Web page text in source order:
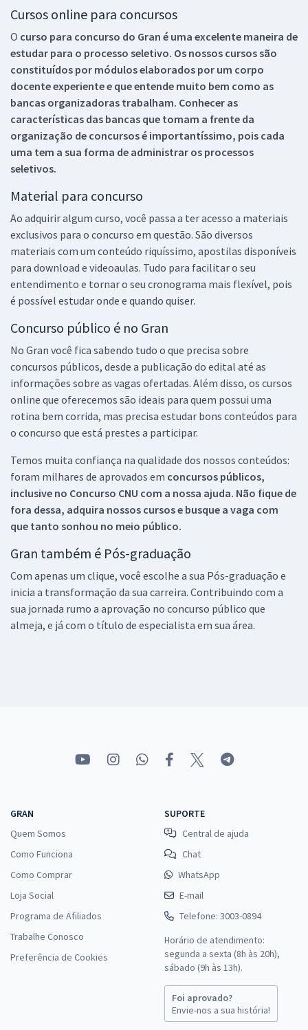
Cursos online para concursos
O curso para concurso do Gran é uma excelente maneira de
estudar para o processo seletivo. Os nossos cursos são
constituídos por módulos elaborados por um corpo
docente experiente e que entende muito bem como as
bancas organizadoras trabalham. Conhecer as
características das bancas que tomam a frente da
organização de concursos é importantíssimo, pois cada
uma tem a sua forma de administrar os processos
seletivos.
Material para concurso
Ao adquirir algum curso, você passa a ter acesso a materiais
exclusivos para o concurso em questão. São diversos
materiais com um conteúdo riquíssimo, apostilas disponíveis
para download e videoaulas. Tudo para facilitar o seu
entendimento e tornar o seu cronograma mais flexível, pois
é possível estudar onde e quando quiser.
Concurso público é no Gran
No Gran você fica sabendo tudo o que precisa sobre
concursos públicos, desde a publicação do edital até as
informações sobre as vagas ofertadas. Além disso, os cursos
online que oferecemos são ideais para quem possui uma
rotina bem corrida, mas precisa estudar bons conteúdos para
o concurso que está prestes a participar.
Temos muita confiança na qualidade dos nossos conteúdos:
foram milhares de aprovados em concursos públicos,
inclusive no Concurso CNU com a nossa ajuda. Não fique de
fora dessa, adquira nossos cursos e busque a vaga com
que tanto sonhou no meio público.
Gran também é Pós-graduação
Com apenas um clique, você escolhe a sua Pós-graduação e
inicia a transformação da sua carreira. Contribuindo com a
sua jornada rumo a aprovação no concurso público que
almeja, e já com o título de especialista em sua área.
GRAN
Quem Somos
Como Funciona
Como Comprar
Loja Social
Programa de Afiliados
Trabalhe Conosco
Preferência de Cookies
SUPORTE
Central de ajuda
Chat
WhatsApp
E-mail
Telefone: 3003-0894
Horário de atendimento:
segunda a sexta (8h às 20h),
sábado (9h às 13h).
Foi aprovado?
Envie-nos a sua história!